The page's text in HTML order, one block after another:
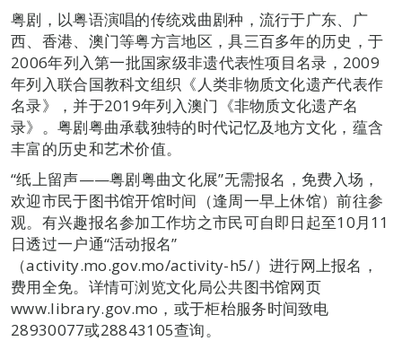
粤剧，以粤语演唱的传统戏曲剧种，流行于广东、广
西、香港、澳门等粤方言地区，具三百多年的历史，于
2006年列入第一批国家级非遗代表性项目名录，2009
年列入联合国教科文组织《人类非物质文化遗产代表作
名录》，并于2019年列入澳门《非物质文化遗产名
录》。粤剧粤曲承载独特的时代记忆及地方文化，蕴含
丰富的历史和艺术价值。
“纸上留声——粤剧粤曲文化展”无需报名，免费入场，
欢迎市民于图书馆开馆时间（逢周一早上休馆）前往参
观。有兴趣报名参加工作坊之市民可自即日起至10月11
日透过一户通“活动报名”
（activity.mo.gov.mo/activity-h5/）进行网上报名，
费用全免。详情可浏览文化局公共图书馆网页
www.library.gov.mo，或于柜枱服务时间致电
28930077或28843105查询。